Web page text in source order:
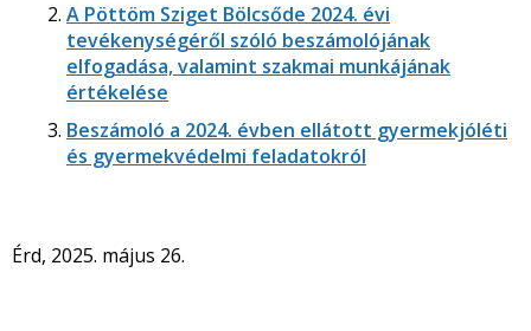
A Pöttöm Sziget Bölcsőde 2024. évi
tevékenységéről szóló beszámolójának
elfogadása, valamint szakmai munkájának
értékelése
Beszámoló a 2024. évben ellátott gyermekjóléti
és gyermekvédelmi feladatokról
Érd, 2025. május 26.